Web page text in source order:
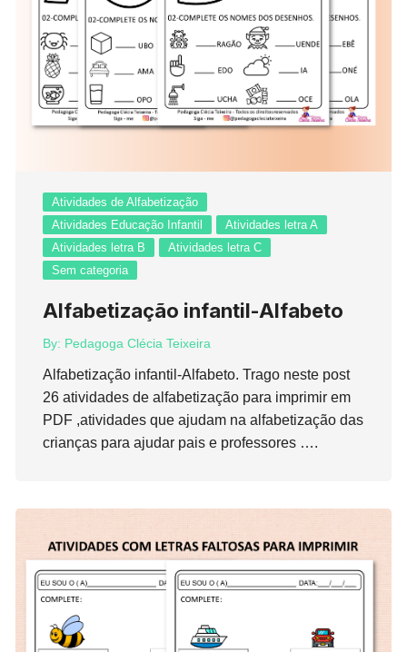
Atividades de Alfabetização
Atividades Educação Infantil
Atividades letra A
Atividades letra B
Atividades letra C
Sem categoria
Alfabetização infantil-Alfabeto
By: Pedagoga Clécia Teixeira
Alfabetização infantil-Alfabeto. Trago neste post
26 atividades de alfabetização para imprimir em
PDF ,atividades que ajudam na alfabetização das
crianças para ajudar pais e professores ….